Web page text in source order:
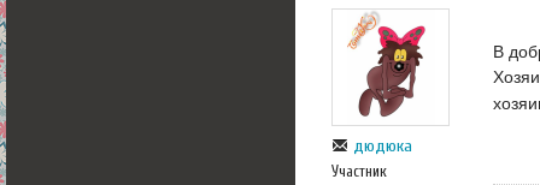
дюдюка
Участник
В